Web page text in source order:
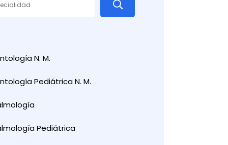
N. M.
Pediátrica N. M.
Pediátrica